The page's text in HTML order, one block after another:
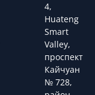
4,
Huateng
Smart
Valley,
проспект
Кайчуан
№ 728,